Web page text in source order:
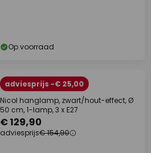
Op voorraad
adviesprijs -€ 25,00
Nicol hanglamp, zwart/hout-effect, Ø
50 cm, 1-lamp, 3 x E27
€ 129,90
adviesprijs€ 154,90